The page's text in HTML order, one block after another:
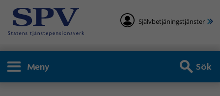
Självbetjäningstjänster
Meny Sök